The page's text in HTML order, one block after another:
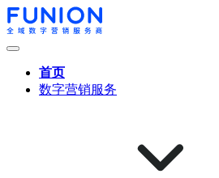
首页
数字营销服务